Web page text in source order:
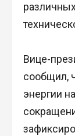
Вице-
сообщил,
энергии